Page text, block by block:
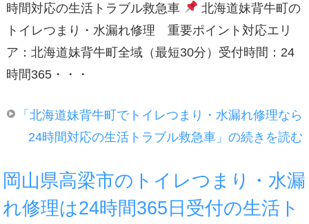
時間対応の生活トラブル救急車
北海道妹背牛町の
トイレつまり・水漏れ修理 重要ポイント対応エリ
ア：北海道妹背牛町全域（最短30分）受付時間：24
時間365・・・
「北海道妹背牛町でトイレつまり・水漏れ修理なら
24時間対応の生活トラブル救急車」の続きを読む
岡山県高梁市のトイレつまり・水漏
れ修理は24時間365日受付の生活ト